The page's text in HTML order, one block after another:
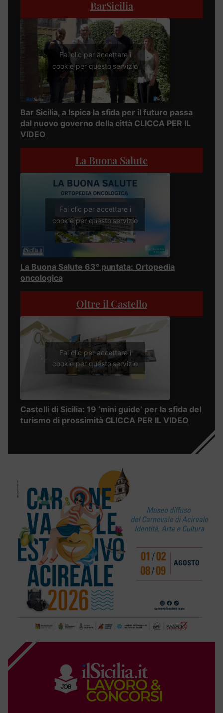
BarSicilia
Fai clic per accettare i
cookie per questo servizio
Bar Sicilia, a Ispica la sfida per il futuro passa
dal nuovo governo della città CLICCA PER IL
VIDEO
La Buona Salute
Fai clic per accettare i
cookie per questo servizio
La Buona Salute 63° puntata: Ortopedia
oncologica
Oltre il Castello
Fai clic per accettare i
cookie per questo servizio
Castelli di Sicilia: 19 ‘mini guide’ per la sfida del
turismo di prossimità CLICCA PER IL VIDEO